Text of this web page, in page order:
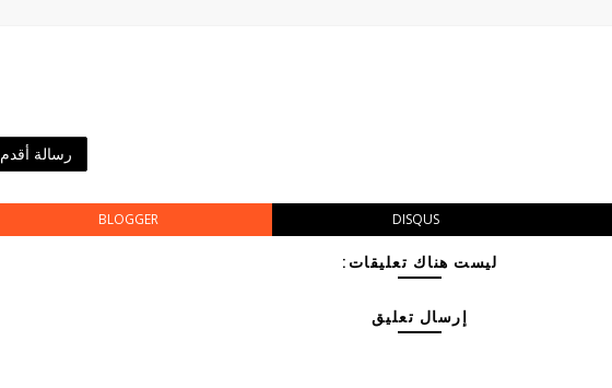
رسالة أقدم
BLOGGER DISQUS
ليست هناك تعليقات:
إرسال تعليق